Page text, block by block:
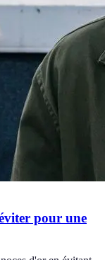
pour une